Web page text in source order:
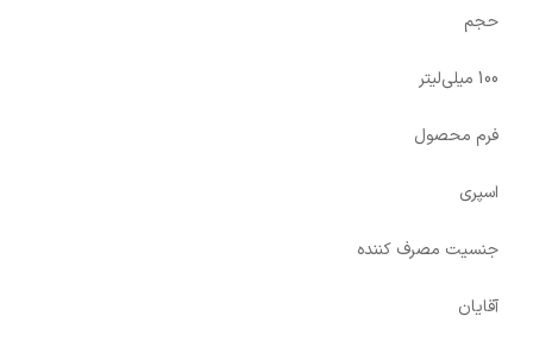
حجم
100 میلی‌لیتر
فرم محصول
اسپری
جنسیت مصرف کننده
آقایان